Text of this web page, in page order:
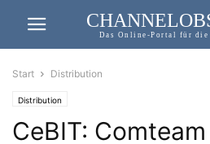
Das Online-Portal für die
Start Distribution
Distribution
CeBIT: